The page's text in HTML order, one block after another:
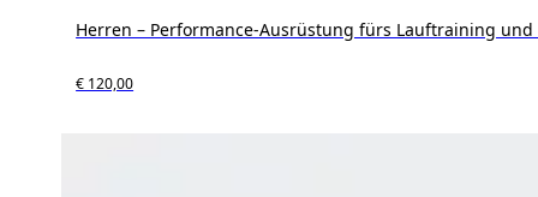
Herren – Performance-Ausrüstung fürs Lauftraining und
€ 120,00